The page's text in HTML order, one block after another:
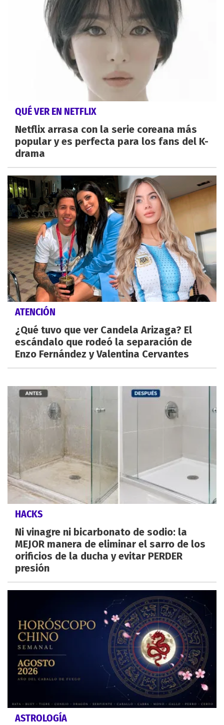
QUÉ VER EN NETFLIX
Netflix arrasa con la serie coreana más
popular y es perfecta para los fans del K-
drama
ATENCIÓN
¿Qué tuvo que ver Candela Arizaga? El
escándalo que rodeó la separación de
Enzo Fernández y Valentina Cervantes
HACKS
Ni vinagre ni bicarbonato de sodio: la
MEJOR manera de eliminar el sarro de los
orificios de la ducha y evitar PERDER
presión
ASTROLOGÍA